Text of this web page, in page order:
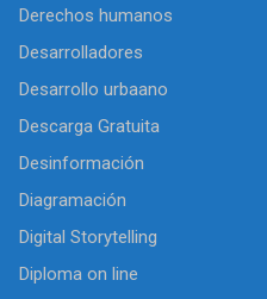
Derechos humanos
Desarrolladores
Desarrollo urbaano
Descarga Gratuita
Desinformación
Diagramación
Digital Storytelling
Diploma on line